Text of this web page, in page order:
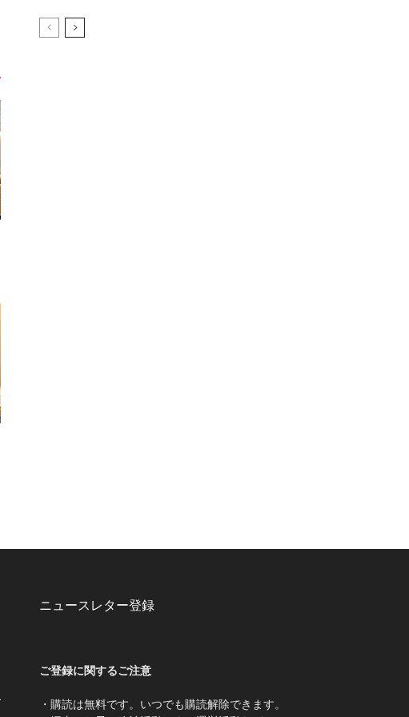
ニュースレター登録
ご登録に関するご注意
・購読は無料です。いつでも購読解除できます。